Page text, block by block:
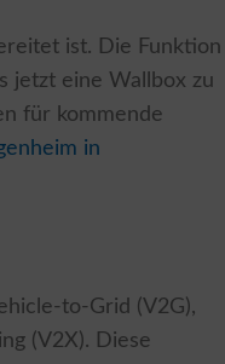
ist. Die Funktion
jetzt eine Wallbox zu
für kommende
in
to-Grid (V2G),
(V2X). Diese